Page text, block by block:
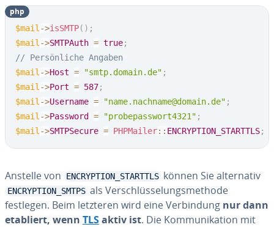
$mail ->isSMTP( ) ;
$mail ->SMTPAuth = true;
// Persönliche Angaben
$mail ->Host = "smtp.domain.de" ;
$mail ->Port = 587;
$mail ->Username = "name.nachname@domain.de" ;
$mail ->Password = "probepasswort4321" ;
$mail ->SMTPSecure = PHPMailer:: ENCRYPTION_STARTTLS;
php
Anstelle von ENCRYPTION_STARTTLS können Sie al­ter­na­tiv
ENCRYPTION_SMTPS als Ver­schlüs­se­lungs­me­tho­de
festlegen. Beim letzteren wird eine Ver­bin­dung nur dann
etabliert, wenn TLSaktiv ist. Die Kom­mu­ni­ka­ti­on mit